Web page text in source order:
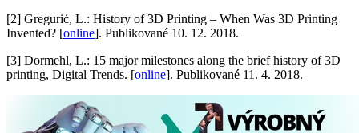
[2] Gregurić, L.: History of 3D Printing – When Was 3D Printing
Invented? [online]. Publikované 10. 12. 2018.
[3] Dormehl, L.: 15 major milestones along the brief history of 3D
printing, Digital Trends. [online]. Publikované 11. 4. 2018.